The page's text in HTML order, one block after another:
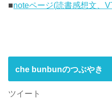
■noteページ(読書感想文、
che bunbunのつぶやき
ツイート